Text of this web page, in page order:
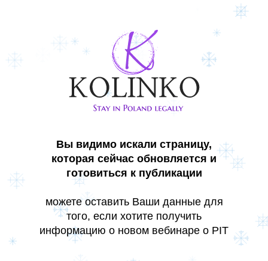
Вы видимо искали страницу,
которая сейчас обновляется и
готовиться к публикации
можете оставить Ваши данные для
того, если хотите получить
информацию о новом вебинаре о PIT